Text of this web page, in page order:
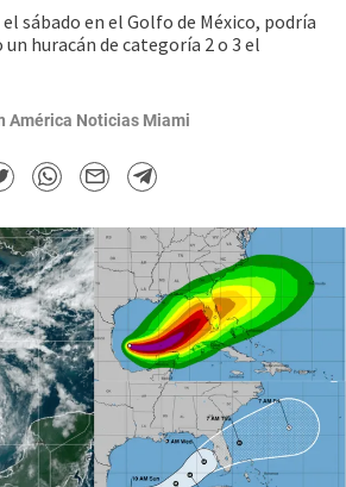
sábado en el Golfo de México, podría
huracán de categoría 2 o 3 el
América Noticias Miami